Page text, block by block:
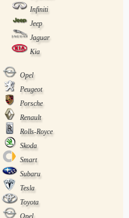
Infiniti
Jeep
Jaguar
Kia
Opel
Peugeot
Porsche
Renault
Rolls-Royce
Skoda
Smart
Subaru
Tesla
Toyota
Opel